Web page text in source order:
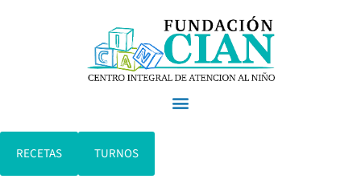
RECETAS TURNOS